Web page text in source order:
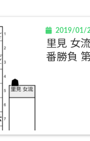
2019/01/
里見 女
番勝負